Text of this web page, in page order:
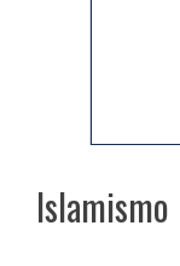
Islamismo